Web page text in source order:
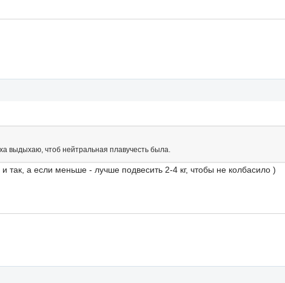
выдыхаю, чтоб нейтральная плавучесть была.
так, а если меньше - лучше подвесить 2-4 кг, чтобы не колбасило )